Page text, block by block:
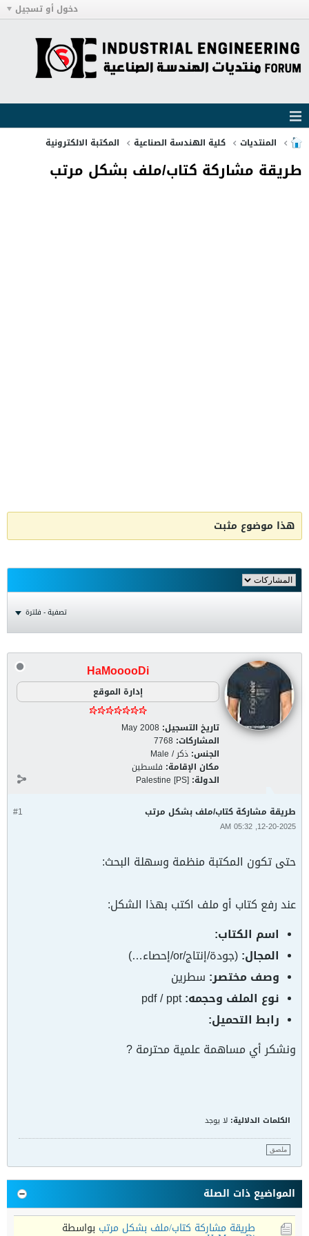
دخول أو تسجيل
المنتديات كلية الهندسة الصناعية المكتبة الالكترونية
طريقة مشاركة كتاب/ملف بشكل مرتب
هذا موضوع مثبت
تصفية - فلترة
HaMooooDi
إدارة الموقع
تاريخ التسجيل: May 2008
المشاركات: 7768
الجنس: ذكر / Male
مكان الإقامة: فلسطين
الدولة: Palestine [PS]
#1 طريقة مشاركة كتاب/ملف بشكل مرتب
12-20-2025, 05:32 AM
حتى تكون المكتبة منظمة وسهلة البحث:
عند رفع كتاب أو ملف اكتب بهذا الشكل:
اسم الكتاب:
المجال:(جودة/إنتاج/or/إحصاء…)
وصف مختصر: سطرين
نوع الملف وحجمه:pdf / ppt
رابط التحميل:
ونشكر أي مساهمة علمية محترمة ?
الكلمات الدلالية: لا يوجد
ملصق
المواضيع ذات الصلة
طريقة مشاركة كتاب/ملف بشكل مرتب بواسطة